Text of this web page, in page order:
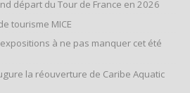
départ du Tour de France en 2026
tourisme MICE
à ne pas manquer cet été
la réouverture de Caribe Aquatic